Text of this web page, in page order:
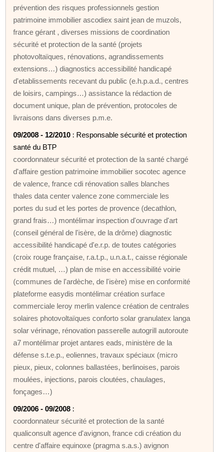
prévention des risques professionnels gestion
patrimoine immobilier ascodiex saint jean de muzols,
france gérant , diverses missions de coordination
sécurité et protection de la santé (projets
photovoltaïques, rénovations, agrandissements
extensions…) diagnostics accessibilité handicapé
d'etablissements recevant du public (e.h.p.a.d., centres
de loisirs, campings…) assistance la rédaction de
document unique, plan de prévention, protocoles de
livraisons dans diverses p.m.e.
09/2008 - 12/2010 : Responsable sécurité et protection
santé du BTP
coordonnateur sécurité et protection de la santé chargé
d'affaire gestion patrimoine immobilier socotec agence
de valence, france cdi rénovation salles blanches
thales data center valence zone commerciale les
portes du sud et les portes de provence (decathlon,
grand frais…) montélimar inspection d'ouvrage d'art
(conseil général de l'isère, de la drôme) diagnostic
accessibilité handicapé d'e.r.p. de toutes catégories
(croix rouge française, r.a.t.p., u.n.a.t., caisse régionale
crédit mutuel, …) plan de mise en accessibilité voirie
(communes de l'ardèche, de l'isère) mise en conformité
plateforme easydis montélimar création surface
commerciale leroy merlin valence création de centrales
solaires photovoltaïques conforto solar granulatex langa
solar vérinage, rénovation passerelle autogrill autoroute
a7 montélimar projet antares eads, ministère de la
défense s.t.e.p., eoliennes, travaux spéciaux (micro
pieux, pieux, colonnes ballastées, berlinoises, parois
moulées, injections, parois cloutées, chaulages,
fonçages…)
09/2006 - 09/2008 :
coordonnateur sécurité et protection de la santé
qualiconsult agence d'avignon, france cdi création du
centre d'affaire equinoxe (pragma s.a.s.) avignon